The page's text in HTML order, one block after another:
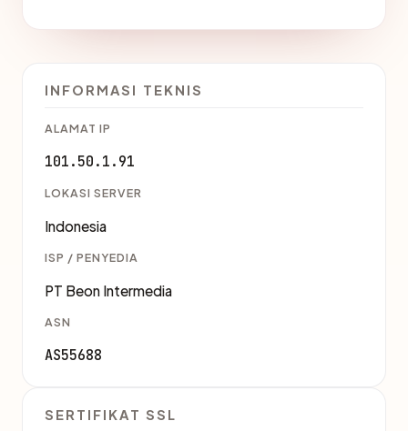
INFORMASI TEKNIS
ALAMAT IP
101.50.1.91
LOKASI SERVER
Indonesia
ISP / PENYEDIA
PT Beon Intermedia
ASN
AS55688
SERTIFIKAT SSL